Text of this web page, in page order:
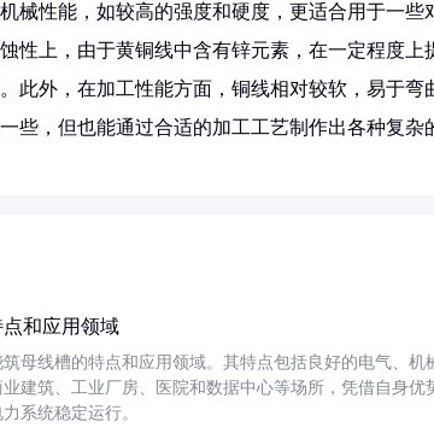
械性能，如较高的强度和硬度，更适合用于一
性上，由于黄铜线中含有锌元素，在一定程度
此外，在加工性能方面，铜线相对较软，易于弯
些，但也能通过合适的加工工艺制作出各种复杂
和应用领域
母线槽的特点和应用领域。其特点包括良好的电气、机
建筑、工业厂房、医院和数据中心等场所，凭借自身优
系统稳定运行。